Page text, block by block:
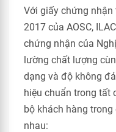
Với giấy chứng nhận
2017 của AOSC,
chứng nhận của
lường chất lượng
dạng và độ không
hiệu chuẩn trong tất
bộ khách hàng
nhau: